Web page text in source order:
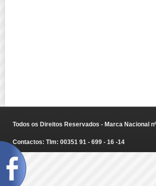
Todos os Direitos Reservados - Marca Nacional
Contactos: Tlm: 00351 91 - 699 - 16 -14